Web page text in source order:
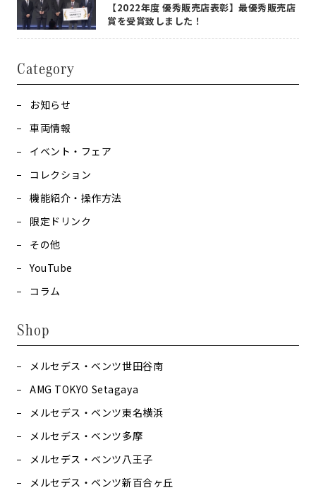
【2022年度 優秀販売店表彰】最優秀販売店
賞を受賞致しました！
Category
お知らせ
車両情報
イベント・フェア
コレクション
機能紹介・操作方法
限定ドリンク
その他
YouTube
コラム
Shop
メルセデス・ベンツ世田谷南
AMG TOKYO Setagaya
メルセデス・ベンツ東名横浜
メルセデス・ベンツ多摩
メルセデス・ベンツ八王子
メルセデス・ベンツ新百合ヶ丘